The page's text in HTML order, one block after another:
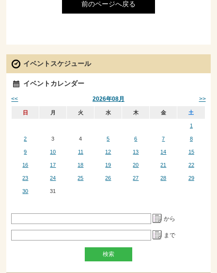
前のページへ戻る
イベントスケジュール
イベントカレンダー
2026年08月
<< >>
日 月 火 水 木 金 土
1
2 3 4 5 6 7 8
9 10 11 12 13 14 15
16 17 18 19 20 21 22
23 24 25 26 27 28 29
30 31
から
まで